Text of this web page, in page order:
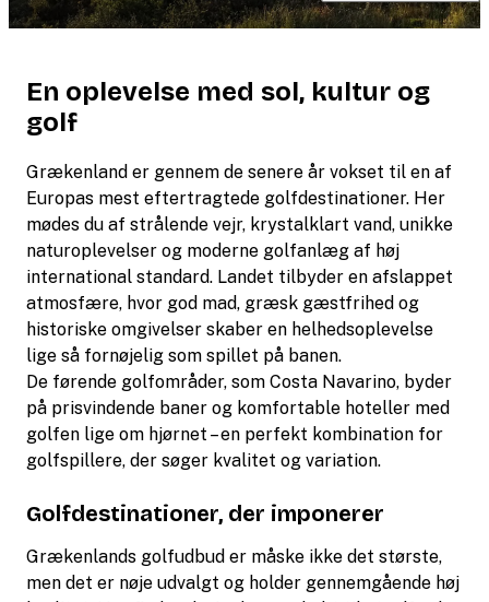
En oplevelse med sol, kultur og
golf
Grækenland er gennem de senere år vokset til en af
Europas mest eftertragtede golfdestinationer. Her
mødes du af strålende vejr, krystalklart vand, unikke
naturoplevelser og moderne golfanlæg af høj
international standard. Landet tilbyder en afslappet
atmosfære, hvor god mad, græsk gæstfrihed og
historiske omgivelser skaber en helhedsoplevelse
lige så fornøjelig som spillet på banen.
De førende golfområder, som Costa Navarino, byder
på prisvindende baner og komfortable hoteller med
golfen lige om hjørnet – en perfekt kombination for
golfspillere, der søger kvalitet og variation.
Golfdestinationer, der imponerer
Grækenlands golfudbud er måske ikke det største,
men det er nøje udvalgt og holder gennemgående høj